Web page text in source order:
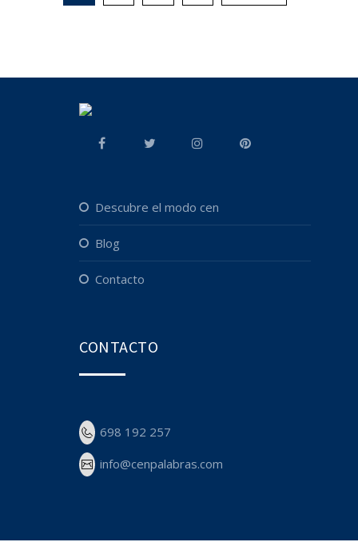
descubre el modo cen
blog
contacto
CONTACTO
698 192 257
info@cenpalabras.com